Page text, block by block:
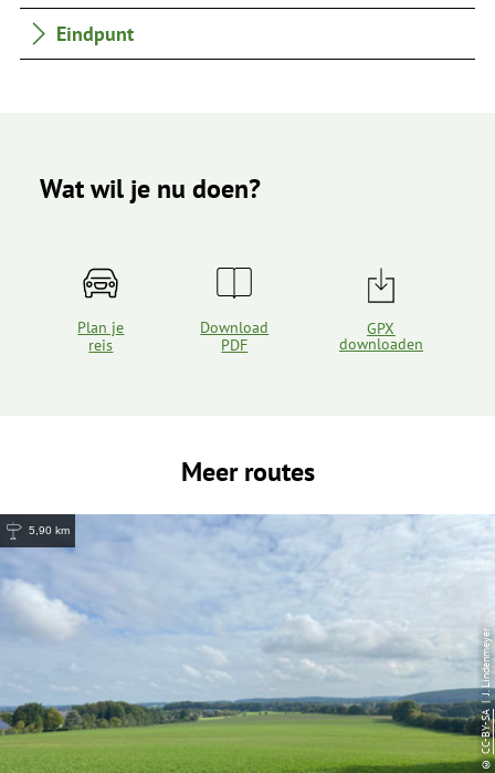
Eindpunt
Wat wil je nu doen?
Plan je
reis
Download
PDF
GPX
downloaden
Meer routes
5,90 km
©
CC-BY-SA
| J. Lindenmeyer